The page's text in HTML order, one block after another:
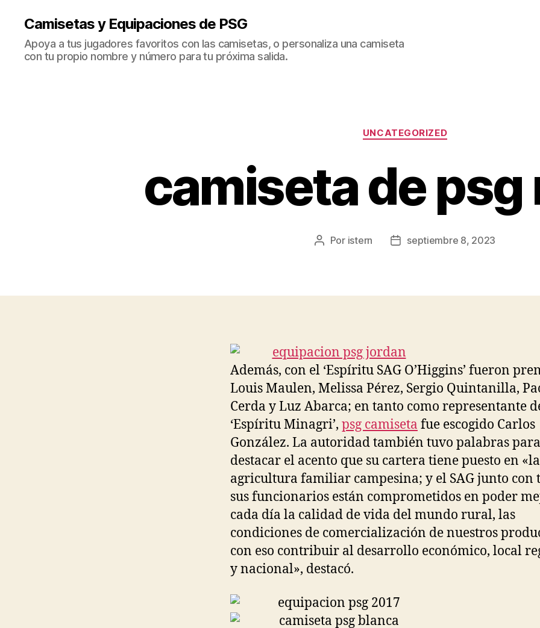
Camisetas y Equipaciones de PSG
Apoya a tus jugadores favoritos con las camisetas, o personaliza una camiseta
con tu propio nombre y número para tu próxima salida.
Categorías
UNCATEGORIZED
camiseta de psg
Autor
Por istern
Fechaseptiembre 8, 2023
Además, con el ‘Espíritu SAG O’Higgins’ fueron
Louis Maulen, Melissa Pérez, Sergio Quintanilla,
Cerda y Luz Abarca; en tanto como representante
‘Espíritu Minagri’, psg camiseta fue escogido Carlos
González. La autoridad también tuvo palabras para
destacar el acento que su cartera tiene puesto en «la
agricultura familiar campesina; y el SAG junto con
sus funcionarios están comprometidos en poder
cada día la calidad de vida del mundo rural, las
condiciones de comercialización de nuestros
con eso contribuir al desarrollo económico, local
y nacional», destacó.